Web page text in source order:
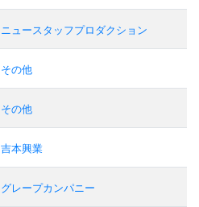
ニュースタッフプロダクション
その他
その他
吉本興業
グレープカンパニー